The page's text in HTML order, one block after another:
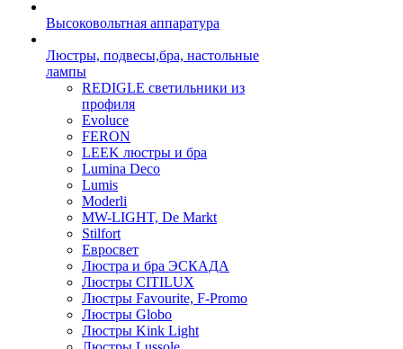
Высоковольтная аппаратура
Люстры, подвесы,бра, настольные
лампы
REDIGLE светильники из
профиля
Evoluce
FERON
LEEK люстры и бра
Lumina Deco
Lumis
Moderli
MW-LIGHT, De Markt
Stilfort
Евросвет
Люстра и бра ЭСКАДА
Люстры CITILUX
Люстры Favourite, F-Promo
Люстры Globo
Люстры Kink Light